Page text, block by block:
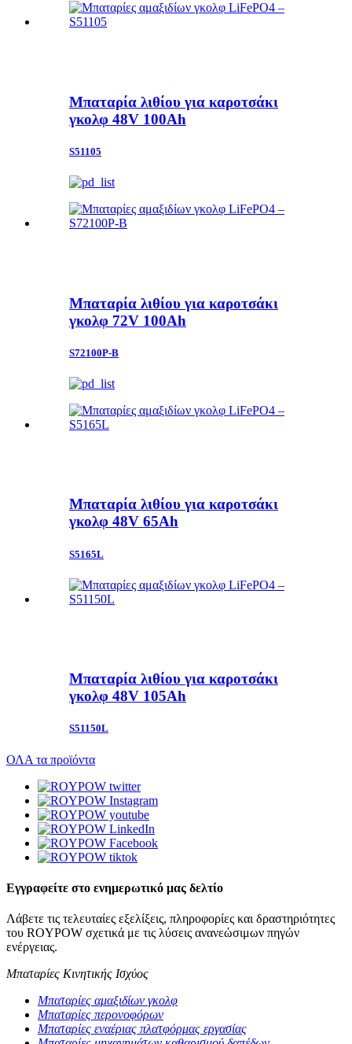
Μπαταρία λιθίου για καροτσάκι
γκολφ 48V 100Ah
S51105
Μπαταρία λιθίου για καροτσάκι
γκολφ 72V 100Ah
S72100P-B
Μπαταρία λιθίου για καροτσάκι
γκολφ 48V 65Ah
S5165L
Μπαταρία λιθίου για καροτσάκι
γκολφ 48V 105Ah
S51150L
ΟΛΑ τα προϊόντα
Εγγραφείτε στο ενημερωτικό μας δελτίο
Λάβετε τις τελευταίες εξελίξεις, πληροφορίες και δραστηριότητες
του ROYPOW σχετικά με τις λύσεις ανανεώσιμων πηγών
ενέργειας.
Μπαταρίες Κινητικής Ισχύος
Μπαταρίες αμαξιδίων γκολφ
Μπαταρίες περονοφόρων
Μπαταρίες εναέριας πλατφόρμας εργασίας